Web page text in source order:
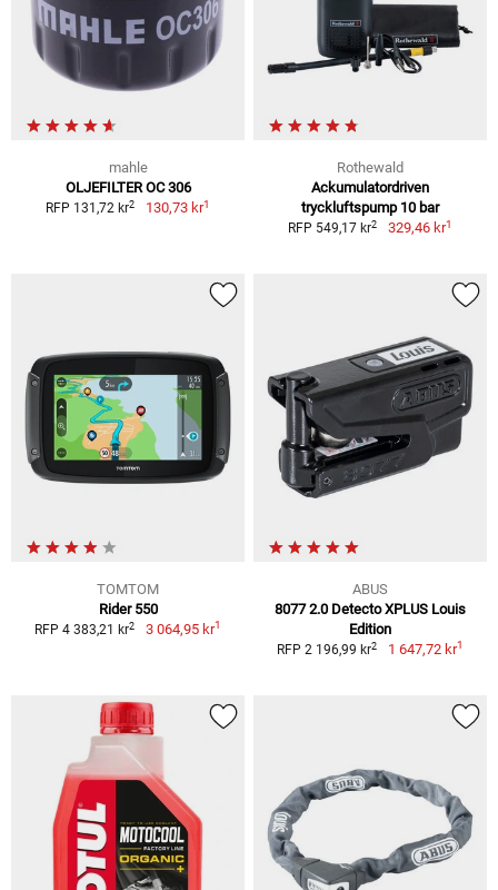
mahle
OLJEFILTER OC 306
RFP 131,72 kr2 130,73 kr1
Rothewald
Ackumulatordriven
tryckluftspump 10 bar
RFP 549,17 kr2 329,46 kr1
TOMTOM
Rider 550
RFP 4 383,21 kr2 3 064,95 kr1
ABUS
8077 2.0 Detecto XPLUS Louis
Edition
RFP 2 196,99 kr2 1 647,72 kr1